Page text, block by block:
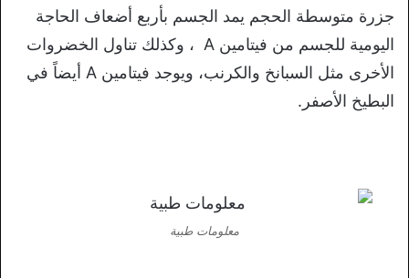
جزرة متوسطة الحجم يمد الجسم بأربع أضعاف الحاجة
اليومية للجسم من فيتامين A ، وكذلك تناول الخضروات
الأخرى مثل السبانخ والكرنب، ويوجد فيتامين A أيضاً في
البطيخ الأصفر.
معلومات طبية